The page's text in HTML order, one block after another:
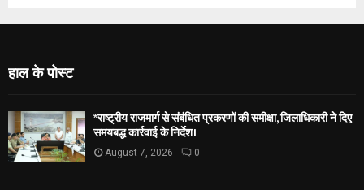
हाल के पोस्ट
*राष्ट्रीय राजमार्ग से संबंधित प्रकरणों की समीक्षा, जिलाधिकारी ने दिए
समयबद्ध कार्रवाई के निर्देश।
August 7, 2026 0